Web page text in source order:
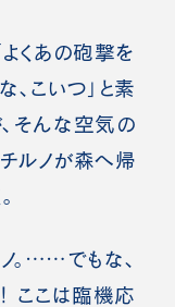
くあの砲撃を
こいつ」と素
そんな空気の
ルノが森へ帰
。……でもな、
ここは臨機応